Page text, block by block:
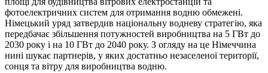
фотоелектричних систем для отримання водню обмежені.
Німецький уряд затвердив національну водневу стратегію, яка
передбачає збільшення потужностей виробництва на 5 ГВт до
2030 року і на 10 ГВт до 2040 року. З огляду на це Німеччина
нині шукає партнерів, у яких достатньо незаселеної території,
сонця та вітру для виробництва водню.